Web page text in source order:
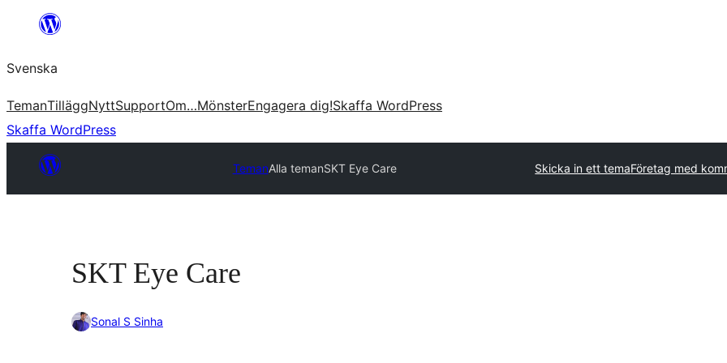
Hoppa
innehåll
Svenska
TemanTilläggNyttSupportOm…MönsterEngagera dig!Skaffa WordPress
Skaffa WordPress
TemanAlla temanSKT Eye Care Skicka in ett temaFöretag med
SKT Eye Care
Sonal S Sinha